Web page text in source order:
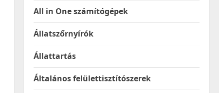
All in One számítógépek
Állatszőrnyírók
Állattartás
Általános felülettisztítószerek